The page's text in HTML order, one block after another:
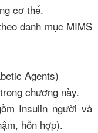
cơ thể.
danh mục MIMS
Agents)
chương này.
Insulin người và
hỗn hợp).